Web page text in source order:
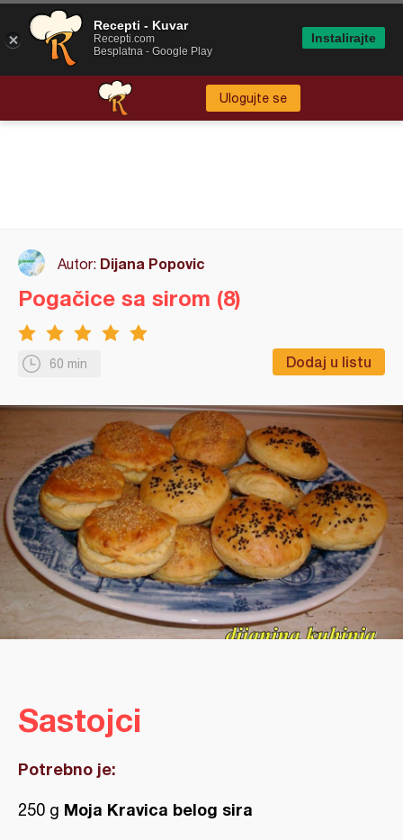
Ulogujte se
Autor: Dijana Popovic
60 min Dodaj u listu
Pogačice sa sirom (8)
Sastojci
Potrebno je:
250 g Moja Kravica belog sira
Recepti - Kuvar
Recepti.com
Besplatna - Google Play
Instalirajte